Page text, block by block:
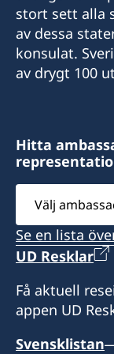
30 bus 1,
BE-2400 MOL
Sveriges
Ronnie Leten
Assistent
Kato Claes
+32 19 32 92
E-POSTADRESS
Besöksadress:
176, Chaussée
BE-4300
Vänligen
ärenden i
Sveriges
stort sett alla
av dessa
konsulat.
av drygt 100
Hitta
Välj
ambassad
Se en lista
UD Resklar
Få aktuell
appen UD
Svensklistan